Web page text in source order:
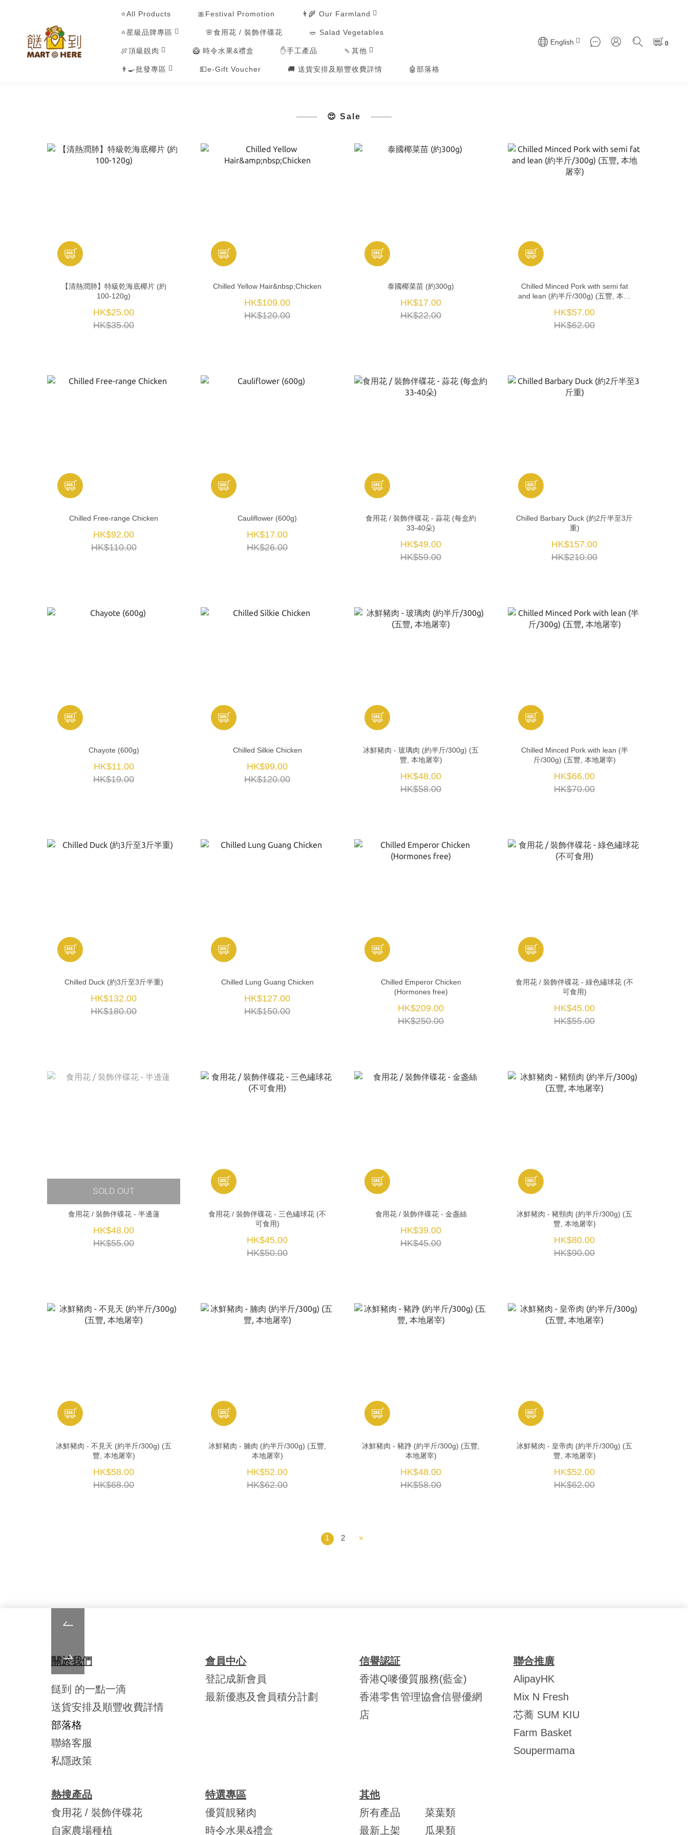
⭐All Products 🎀Festival Promotion 👨‍🌾 Our Farmland
⭐星級品牌專區 🌸食用花 / 裝飾伴碟花 🥗 Salad Vegetables
🍖頂級靚肉 🥝 時令水果&禮盒 ✋手工產品 🍡其他
👨‍🍳批發專區 💵e-Gift Voucher 🚚 送貨安排及順豐收費詳情 🤖部落格
English
😍 Sale
【清熱潤肺】特級乾海底椰片 (約
100-120g)
HK$25.00
HK$35.00
Chilled Yellow Hair&nbsp;Chicken
HK$109.00
HK$120.00
泰國椰菜苗 (約300g)
HK$17.00
HK$22.00
Chilled Minced Pork with semi fat
and lean (約半斤/300g) (五豐, 本地
HK$57.00
HK$62.00
Chilled Free-range Chicken
HK$92.00
HK$110.00
Cauliflower (600g)
HK$17.00
HK$26.00
食用花 / 裝飾伴碟花 - 蒜花 (每盒約
33-40朵)
HK$49.00
HK$59.00
Chilled Barbary Duck (約2斤半至3斤
重)
HK$157.00
HK$210.00
Chayote (600g)
HK$11.00
HK$19.00
Chilled Silkie Chicken
HK$99.00
HK$120.00
冰鮮豬肉 - 玻璃肉 (約半斤/300g) (五
豐, 本地屠宰)
HK$48.00
HK$58.00
Chilled Minced Pork with lean (半
斤/300g) (五豐, 本地屠宰)
HK$66.00
HK$70.00
Chilled Duck (約3斤至3斤半重)
HK$132.00
HK$180.00
Chilled Lung Guang Chicken
HK$127.00
HK$150.00
Chilled Emperor Chicken
(Hormones free)
HK$209.00
HK$250.00
食用花 / 裝飾伴碟花 - 綠色繡球花 (不
可食用)
HK$45.00
HK$55.00
SOLD OUT
食用花 / 裝飾伴碟花 - 半邊蓮
HK$48.00
HK$55.00
食用花 / 裝飾伴碟花 - 三色繡球花 (不
可食用)
HK$45.00
HK$50.00
食用花 / 裝飾伴碟花 - 金盏絲
HK$39.00
HK$45.00
冰鮮豬肉 - 豬頸肉 (約半斤/300g) (五
豐, 本地屠宰)
HK$80.00
HK$90.00
冰鮮豬肉 - 不見天 (約半斤/300g) (五
豐, 本地屠宰)
HK$58.00
HK$68.00
冰鮮豬肉 - 腩肉 (約半斤/300g) (五豐,
本地屠宰)
HK$52.00
HK$62.00
冰鮮豬肉 - 豬踭 (約半斤/300g) (五豐,
本地屠宰)
HK$48.00
HK$58.00
冰鮮豬肉 - 皇帝肉 (約半斤/300g) (五
豐, 本地屠宰)
HK$52.00
HK$62.00
1 2 »
關於我們
餸到 的一點一滴
送貨安排及順豐收費詳情
部落格
聯絡客服
私隱政策
會員中心
登記成新會員
最新優惠及會員積分計劃
信譽認証
香港Q嘜優質服務(藍金)
香港零售管理協會信譽優網
店
聯合推廣
AlipayHK
Mix N Fresh
芯蕎 SUM KIU
Farm Basket
Soupermama
熱搜產品
食用花 / 裝飾伴碟花
自家農場種植
特選專區
優質靚豬肉
時令水果&禮盒
其他
所有產品
菜葉類
最新上架
瓜果類